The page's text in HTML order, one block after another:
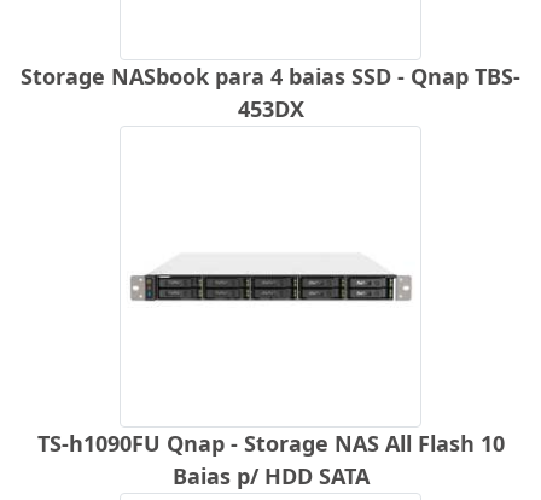
Storage NASbook para 4 baias SSD - Qnap TBS-
453DX
TS-h1090FU Qnap - Storage NAS All Flash 10
Baias p/ HDD SATA